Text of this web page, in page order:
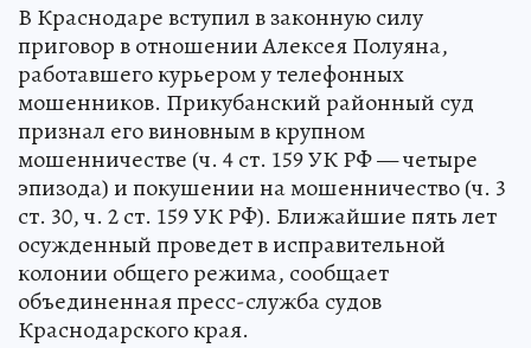
В Краснодаре вступил в законную силу
приговор в отношении Алексея Полуяна,
работавшего курьером у телефонных
мошенников. Прикубанский районный суд
признал его виновным в крупном
мошенничестве (ч. 4 ст. 159 УК РФ — четыре
эпизода) и покушении на мошенничество (ч. 3
ст. 30, ч. 2 ст. 159 УК РФ). Ближайшие пять лет
осужденный проведет в исправительной
колонии общего режима, сообщает
объединенная пресс-служба судов
Краснодарского края.